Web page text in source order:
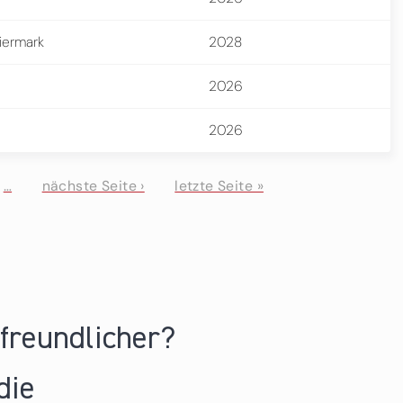
2028
2026
2026
… nächste Seite › letzte Seite »